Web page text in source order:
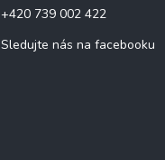
+420 739 002 422
Sledujte nás na facebooku